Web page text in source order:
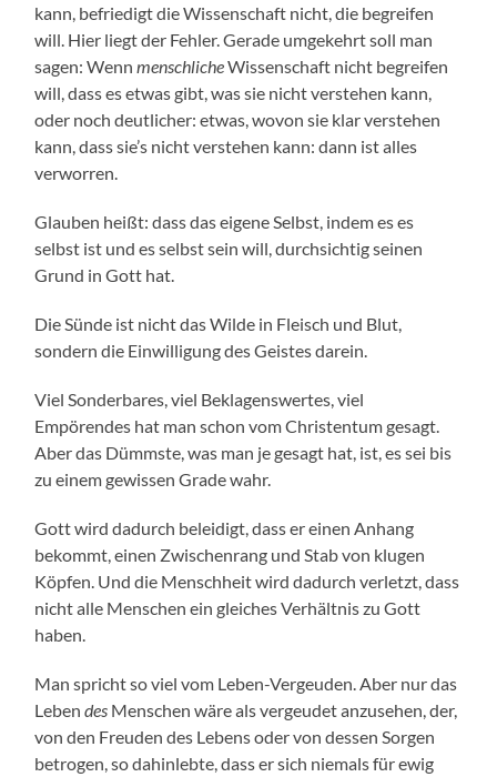
kann, befriedigt die Wissenschaft nicht, die begreifen
will. Hier liegt der Fehler. Gerade umgekehrt soll man
sagen: WennmenschlicheWissenschaft nicht begreifen
will, dass es etwas gibt, was sie nicht verstehen kann,
oder noch deutlicher: etwas, wovon sie klar verstehen
kann, dass sie’s nicht verstehen kann: dann ist alles
verworren.
Glauben heißt: dass das eigene Selbst, indem es es
selbst ist und es selbst sein will, durchsichtig seinen
Grund in Gott hat.
Die Sünde ist nicht das Wilde in Fleisch und Blut,
sondern die Einwilligung des Geistes darein.
Viel Sonderbares, viel Beklagenswertes, viel
Empörendes hat man schon vom Christentum gesagt.
Aber das Dümmste, was man je gesagt hat, ist, es sei bis
zu einem gewissen Grade wahr.
Gott wird dadurch beleidigt, dass er einen Anhang
bekommt, einen Zwischenrang und Stab von klugen
Köpfen. Und die Menschheit wird dadurch verletzt, dass
nicht alle Menschen ein gleiches Verhältnis zu Gott
haben.
Man spricht so viel vom Leben-Vergeuden. Aber nur das
Lebendes Menschen wäre als vergeudet anzusehen, der,
von den Freuden des Lebens oder von dessen Sorgen
betrogen, so dahinlebte, dass er sich niemals für ewig